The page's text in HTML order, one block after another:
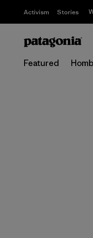
Activism Stories
Featured